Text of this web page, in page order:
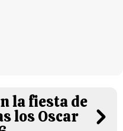
la fiesta de
los Oscar